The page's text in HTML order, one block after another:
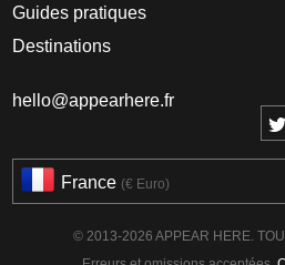
Guides pratiques
Destinations
hello@appearhere.fr
France (€ Euro)
© 2013-2026 APPEAR HERE.